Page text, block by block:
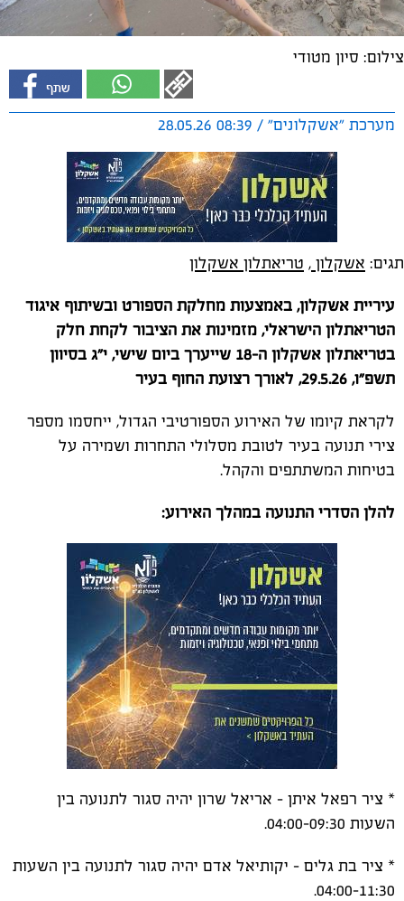
צילום: סיון מטודי
מערכת "אשקלונים" / 08:39 28.05.26
תגים: אשקלון , טריאתלון אשקלון
עיריית אשקלון, באמצעות מחלקת הספורט ובשיתוף איגוד
הטריאתלון הישראלי, מזמינות את הציבור לקחת חלק
בטריאתלון אשקלון ה-18 שייערך ביום שישי, י״ג בסיוון
תשפ״ו, 29.5.26, לאורך רצועת החוף בעיר
לקראת קיומו של האירוע הספורטיבי הגדול, ייחסמו מספר
צירי תנועה בעיר לטובת מסלולי התחרות ושמירה על
בטיחות המשתתפים והקהל.
להלן הסדרי התנועה במהלך האירוע:
* ציר רפאל איתן - אריאל שרון יהיה סגור לתנועה בין
השעות 04:00-09:30.
* ציר בת גלים - יקותיאל אדם יהיה סגור לתנועה בין השעות
04:00-11:30.